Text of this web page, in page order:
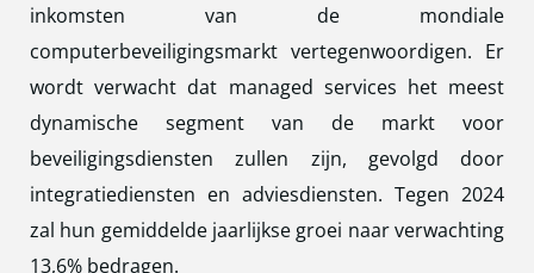
inkomsten van de mondiale
computerbeveiligingsmarkt vertegenwoordigen. Er
wordt verwacht dat managed services het meest
dynamische segment van de markt voor
beveiligingsdiensten zullen zijn, gevolgd door
integratiediensten en adviesdiensten. Tegen 2024
zal hun gemiddelde jaarlijkse groei naar verwachting
13,6% bedragen.